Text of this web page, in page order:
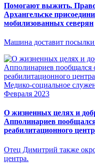
Помогают выжить.
Архангельске
мобилизованных северян
Машина доставит
Медико-социальное
Февраля 2023
О жизненных целях и
Апполинариев
реабилитационного
Отец Димитрий также
центра.